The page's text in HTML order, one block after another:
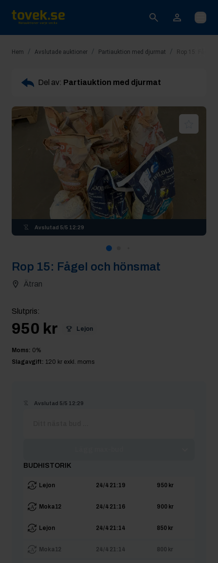
Öppna
Hem / Avslutade auktioner / Partiauktion med djurmat / Rop 15: Fågel
Del av: Partiauktion med djurmat
Avslutad 5/5 12:29
Rop 15: Fågel och hönsmat
Ätran
Slutpris:
950 kr Lejon
Moms: 0%
Slagavgift: 120 kr exkl. moms
Avslutad 5/5 12:29
BUDHISTORIK
Lejon 24/4 21:19 950 kr
Moka12 24/4 21:16 900 kr
Lejon 24/4 21:14 850 kr
Moka12 24/4 21:14 800 kr